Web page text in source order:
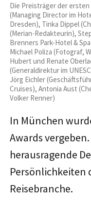
Die Preisträger der ersten
(Managing Director im
Dresden), Tinka Dippel
(Merian-Redakteurin),
Brenners Park-Hotel &
Michael Poliza (Fotograf,
Hubert und Renate
(Generaldirektur im
Jörg Eichler
Cruises), Antonia Aust
Volker Renner)
In München
Awards
herausragende
Reisebranche.